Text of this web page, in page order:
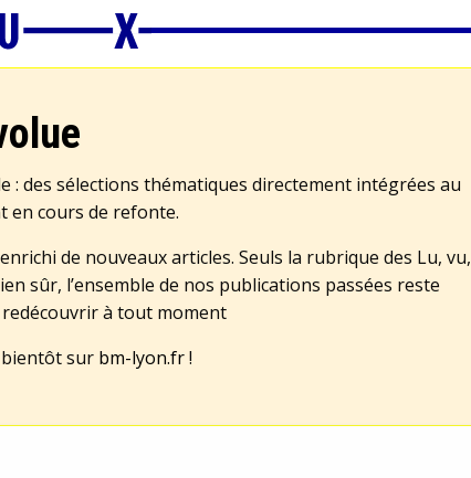
des sélections thématiques directement intégrées au
en cours de refonte.
de nouveaux articles. Seuls la rubrique des Lu, vu,
sûr, l’ensemble de nos publications passées reste
à tout moment
sur bm-lyon.fr!